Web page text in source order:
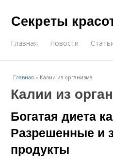
Секреты
Главная Новости
Главная » Калии из организма
Калии из
Богатая диета
Разрешенные и
продукты